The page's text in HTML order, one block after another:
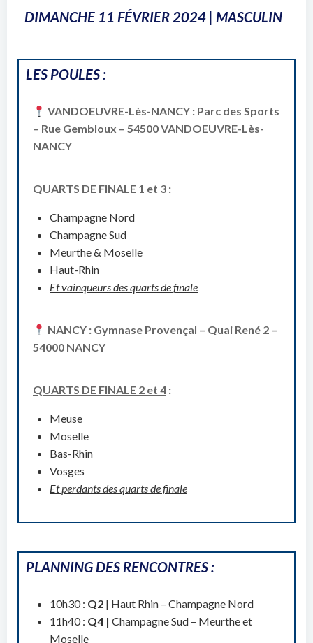
DIMANCHE 11 FÉVRIER 2024 | MASCULIN
LES POULES :
VANDOEUVRE-Lès-NANCY : Parc des Sports
– Rue Gembloux – 54500 VANDOEUVRE-Lès-
NANCY
QUARTS DE FINALE 1 et 3 :
Champagne Nord
Champagne Sud
Meurthe & Moselle
Haut-Rhin
Et vainqueurs des quarts de finale
NANCY : Gymnase Provençal – Quai René 2 –
54000 NANCY
QUARTS DE FINALE 2 et 4 :
Meuse
Moselle
Bas-Rhin
Vosges
Et perdants des quarts de finale
PLANNING DES RENCONTRES :
10h30 : Q2 | Haut Rhin – Champagne Nord
11h40 : Q4 | Champagne Sud – Meurthe et
Moselle